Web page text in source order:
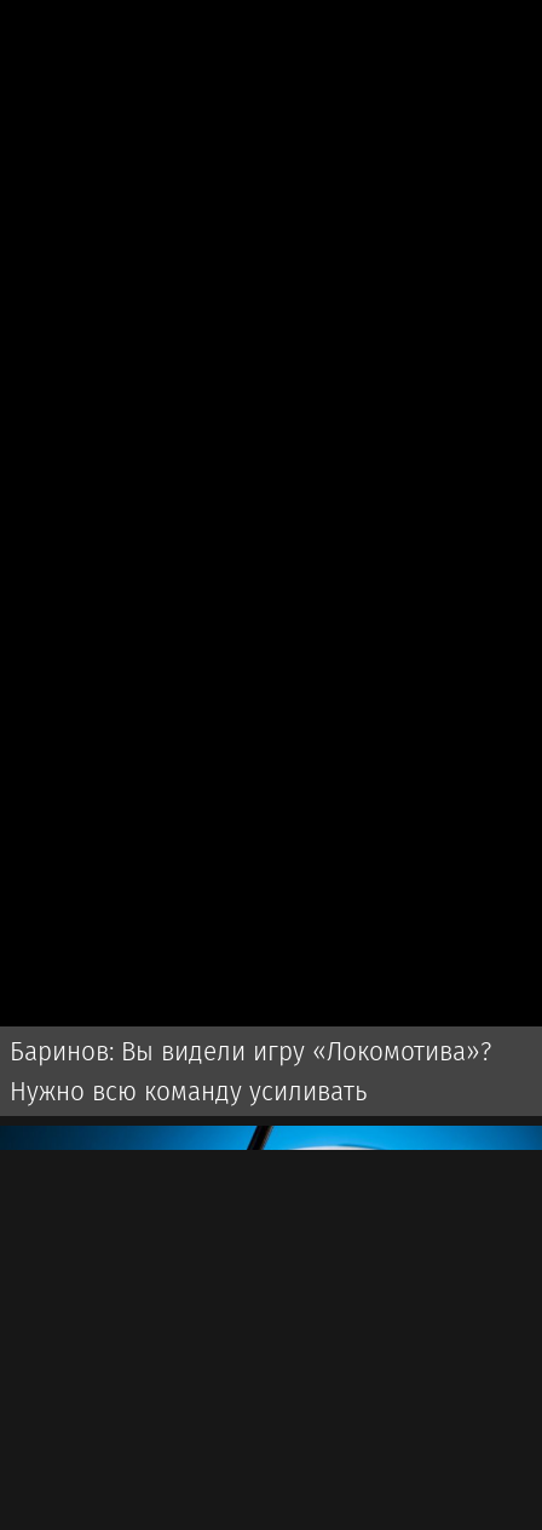
Баринов: Вы видели игру «Локомотива»?
Нужно всю команду усиливать